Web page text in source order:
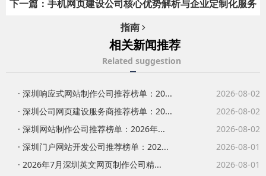
下一篇：手机网页建设公司核心优势解析与企业定制化服务
指南
相关新闻推荐
Related suggestion
· 深圳响应式网站制作公司推荐榜单：20...
2026-08-02
· 深圳公司网页建设服务商推荐榜单：20...
2026-08-02
· 深圳网站制作公司推荐榜单：2026年...
2026-08-02
· 深圳门户网站开发公司推荐榜单：202...
2026-08-01
· 2026年7月深圳英文网页制作公司精...
2026-08-01